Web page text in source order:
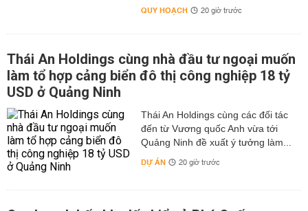
QUY HOẠCH 20 giờ trước
Thái An Holdings cùng nhà đầu tư ngoại muốn
làm tổ hợp cảng biển đô thị công nghiệp 18 tỷ
USD ở Quảng Ninh
Thái An Holdings cùng các đối tác
đến từ Vương quốc Anh vừa tới
Quảng Ninh đề xuất ý tưởng làm...
DỰ ÁN 20 giờ trước